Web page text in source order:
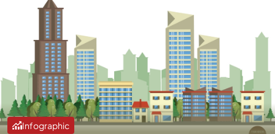
Infographic